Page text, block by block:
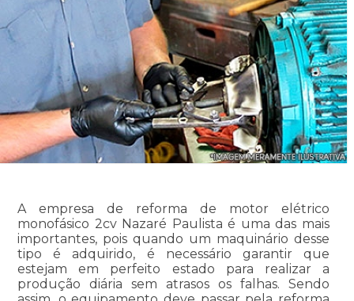
A empresa de reforma de motor elétrico
monofásico 2cv Nazaré Paulista é uma das mais
importantes, pois quando um maquinário desse
tipo é adquirido, é necessário garantir que
estejam em perfeito estado para realizar a
produção diária sem atrasos os falhas. Sendo